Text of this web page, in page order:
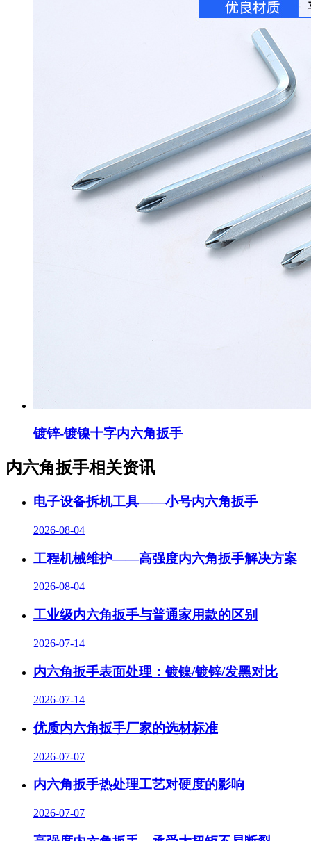
镀锌-镀镍十字内六角扳手
内六角扳手相关资讯
电子设备拆机工具——小号内六角扳手
2026-08-04
工程机械维护——高强度内六角扳手解决方案
2026-08-04
工业级内六角扳手与普通家用款的区别
2026-07-14
内六角扳手表面处理：镀镍/镀锌/发黑对比
2026-07-14
优质内六角扳手厂家的选材标准
2026-07-07
内六角扳手热处理工艺对硬度的影响
2026-07-07